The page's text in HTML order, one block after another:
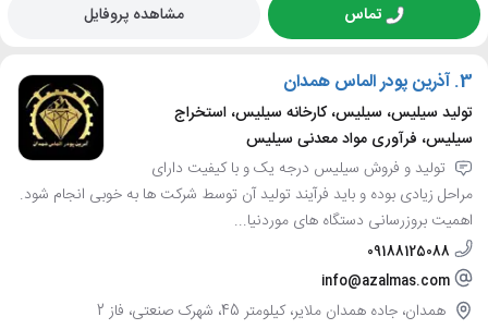
تماس مشاهده پروفایل
3. آذرین پودر الماس همدان
تولید سیلیس، سیلیس، کارخانه سیلیس، استخراج
سیلیس، فرآوری مواد معدنی سیلیس
تولید و فروش سیلیس درجه یک و با کیفیت دارای
مراحل زیادی بوده و باید فرآیند تولید آن توسط شرکت ها به خوبی انجام شود.
اهمیت بروزرسانی دستگاه های موردنیا...
09188125088
info@azalmas.com
همدان، جاده همدان ملایر، کیلومتر 45، شهرک صنعتی، فاز 2